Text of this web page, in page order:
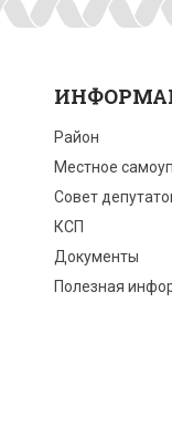
Район
Местное
Совет
КСП
Документы
Полезная